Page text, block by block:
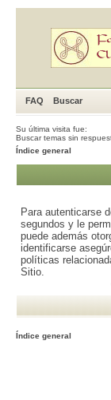
FAQ Buscar
Su última visita fue:
Buscar temas sin
Índice general
Para autenticarse
segundos y le
puede además
identificarse
políticas
Sitio.
Índice general